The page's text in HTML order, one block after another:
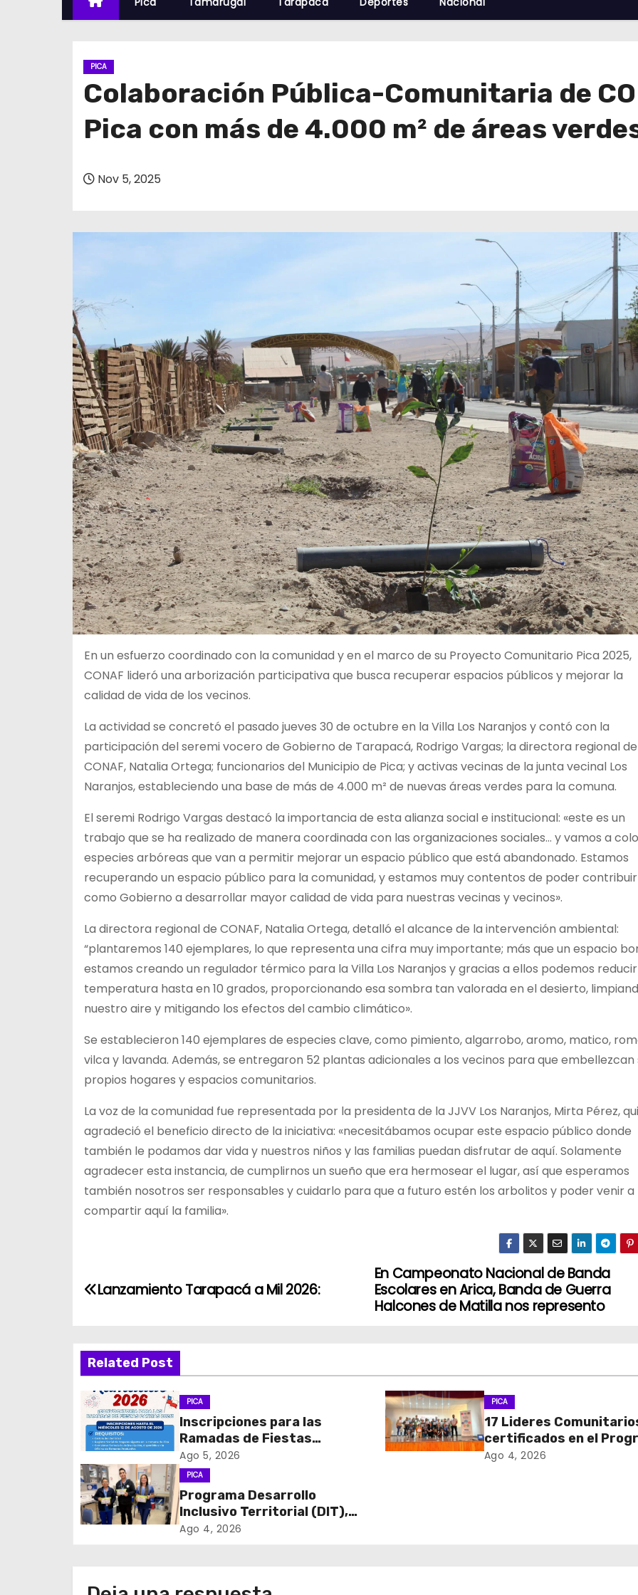
PICA
Colaboración Pública-Comunitaria de
Pica con más de 4.000 m² de áreas
Nov 5, 2025
En un esfuerzo coordinado con la comunidad y en el marco de su Proyecto Comunitario Pica 2025,
CONAF lideró una arborización participativa que busca recuperar espacios públicos y mejorar la
calidad de vida de los vecinos.
La actividad se concretó el pasado jueves 30 de octubre en la Villa Los Naranjos y contó con la
participación del seremi vocero de Gobierno de Tarapacá, Rodrigo Vargas; la directora regional de
CONAF, Natalia Ortega; funcionarios del Municipio de Pica; y activas vecinas de la junta vecinal Los
Naranjos, estableciendo una base de más de 4.000 m² de nuevas áreas verdes para la comuna.
El seremi Rodrigo Vargas destacó la importancia de esta alianza social e institucional: «este es un
trabajo que se ha realizado de manera coordinada con las organizaciones sociales… y vamos a
especies arbóreas que van a permitir mejorar un espacio público que está abandonado. Estamos
recuperando un espacio público para la comunidad, y estamos muy contentos de poder contribuir
como Gobierno a desarrollar mayor calidad de vida para nuestras vecinas y vecinos».
La directora regional de CONAF, Natalia Ortega, detalló el alcance de la intervención ambiental:
“plantaremos 140 ejemplares, lo que representa una cifra muy importante; más que un espacio
estamos creando un regulador térmico para la Villa Los Naranjos y gracias a ellos podemos
temperatura hasta en 10 grados, proporcionando esa sombra tan valorada en el desierto,
nuestro aire y mitigando los efectos del cambio climático».
Se establecieron 140 ejemplares de especies clave, como pimiento, algarrobo, aromo, matico,
vilca y lavanda. Además, se entregaron 52 plantas adicionales a los vecinos para que embellezcan
propios hogares y espacios comunitarios.
La voz de la comunidad fue representada por la presidenta de la JJVV Los Naranjos, Mirta Pérez,
agradeció el beneficio directo de la iniciativa: «necesitábamos ocupar este espacio público donde
también le podamos dar vida y nuestros niños y las familias puedan disfrutar de aquí. Solamente
agradecer esta instancia, de cumplirnos un sueño que era hermosear el lugar, así que esperamos
también nosotros ser responsables y cuidarlo para que a futuro estén los arbolitos y poder venir a
compartir aquí la familia».
N
e
g
a
c
i
ó
En Campeonato Nacional de Banda
Escolares en Arica, Banda de Guerra
Halcones de Matilla nos represento
Lanzamiento Tarapacá a Mil 2026:
Related Post
PICA
Inscripciones para las
Ramadas de Fiestas
Patrias 2026
Ago 5, 2026
PICA
17 Lideres
certificados en el
MÁS AMA
Ago 4, 2026
PICA
Programa Desarrollo
Inclusivo Territorial (DIT),
realizó la entrega de Cajas
Ago 4, 2026